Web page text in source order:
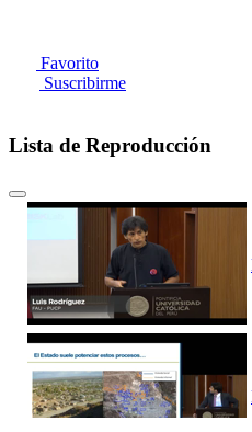
Favorito
Suscribirme
Lista de Reproducción